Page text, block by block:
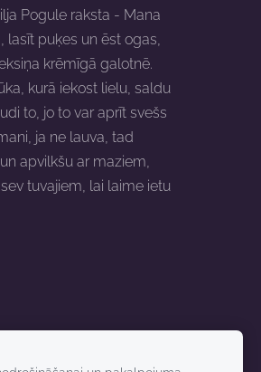
Pogule raksta - Mana
lasīt puķes un ēst ogas,
krēmīgā galotnē.
kurā iekost lielu, saldu
to, jo to var aprīt svešs
ja ne lauva, tad
apvilkšu ar maziem,
tuvajiem, lai laime ietu